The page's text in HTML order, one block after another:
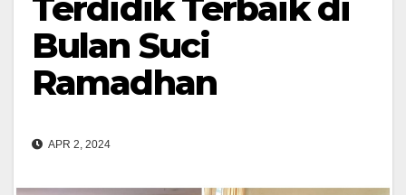
Terdidik Terbaik di
Bulan Suci
Ramadhan
APR 2, 2024